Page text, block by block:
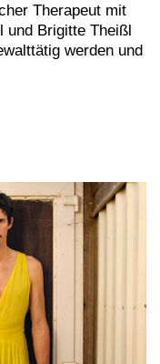
Therapeut mit
und Brigitte Theißl
werden und